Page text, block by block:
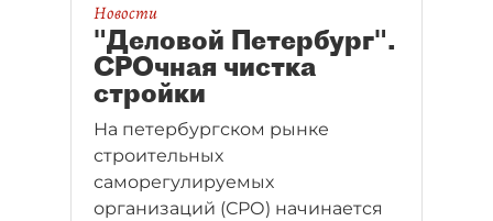
Новости
"Деловой Петербург".
СРОчная чистка
стройки
На петербургском рынке
строительных
саморегулируемых
организаций (СРО) начинается